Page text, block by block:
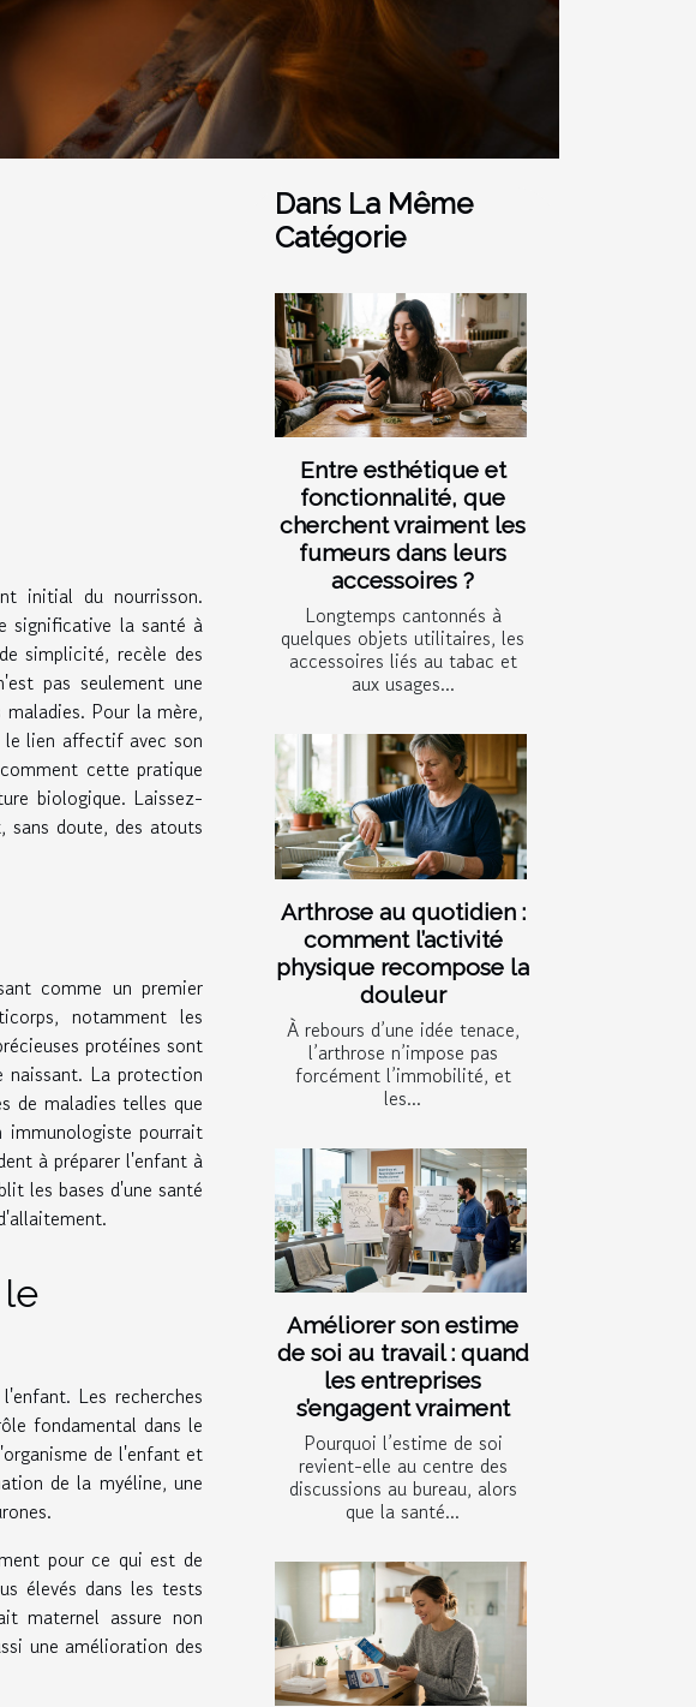
initial du nourrisson.
significative la santé à
simplicité, recèle des
pas seulement une
Pour la mère,
lien affectif avec son
cette pratique
biologique. Laissez-
sans doute, des atouts
comme un premier
notamment les
protéines sont
La protection
de maladies telles que
pourrait
à préparer l'enfant à
les bases d'une santé
Les recherches
fondamental dans le
de l'enfant et
de la myéline, une
pour ce qui est de
élevés dans les tests
maternel assure non
une amélioration des
Dans La Même
Catégorie
Entre esthétique et
fonctionnalité, que
cherchent vraiment les
fumeurs dans leurs
accessoires ?
Longtemps cantonnés à
quelques objets utilitaires, les
accessoires liés au tabac et
aux usages...
Arthrose au quotidien :
comment l’activité
physique recompose la
douleur
À rebours d’une idée tenace,
l’arthrose n’impose pas
forcément l’immobilité, et
les...
Améliorer son estime
de soi au travail : quand
les entreprises
s’engagent vraiment
Pourquoi l’estime de soi
revient-elle au centre des
discussions au bureau, alors
que la santé...